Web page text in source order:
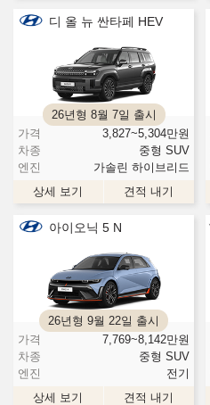
디 올 뉴 싼타페 HEV
26년형 8월 7일 출시
가격
3,827~5,304만원
차종
중형 SUV
엔진
가솔린 하이브리드
상세 보기
견적 내기
아이오닉 5 N
26년형 9월 22일 출시
가격
7,769~8,142만원
차종
중형 SUV
엔진
전기
상세 보기
견적 내기